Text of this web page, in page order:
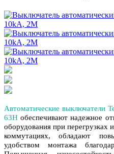
Автоматические выключатели
63H обеспечивают надежное
оборудования при перегрузках
коммутациях, обладают
удобством монтажа